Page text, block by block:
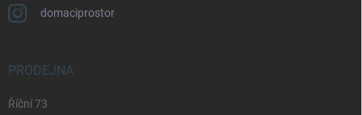
domaciprostor
PRODEJNA
Říční 73